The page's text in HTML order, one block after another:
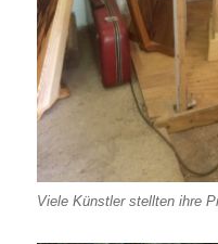
Viele Künstler stellten ihre